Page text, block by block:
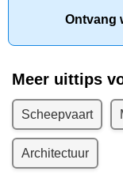
Ontvang
Meer uittips
Scheepvaart
Architectuur